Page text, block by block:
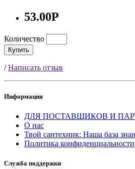
53.00Р
Количество
Купить
/Написать отзыв
Информация
ДЛЯ ПОСТАВЩИКОВ И
О нас
Твой сантехник: Наша база
Политика конфиденциальности
Служба поддержки